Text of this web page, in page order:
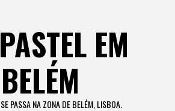
EM
BELÉM
PASSA NA ZONA DE BELÉM, LISBOA.